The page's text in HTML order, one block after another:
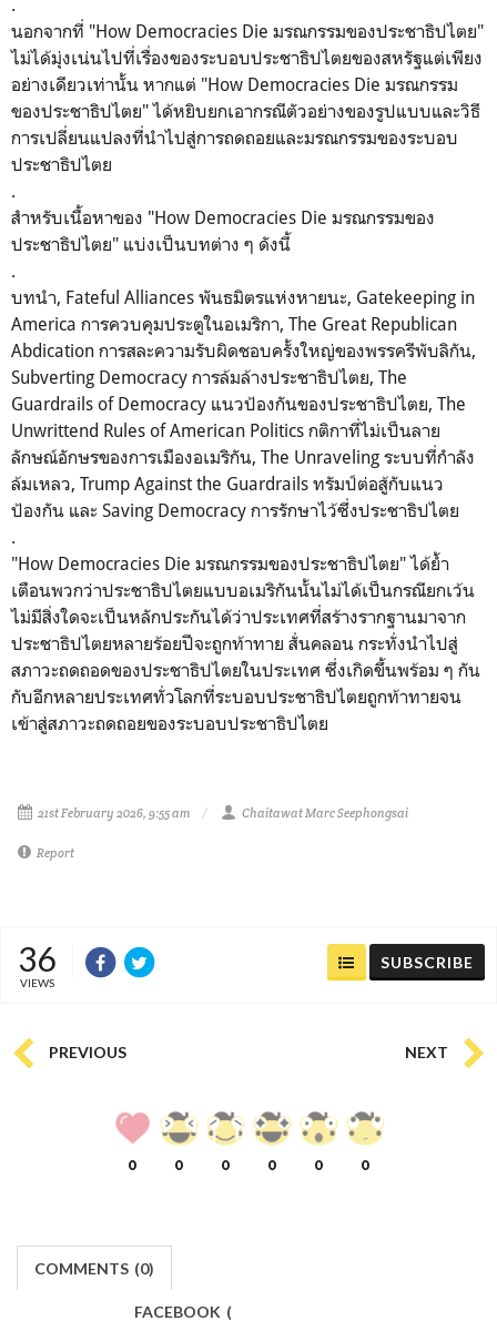
.
นอกจากที่ "How Democracies Die มรณกรรมของประชาธิปไตย"
ไม่ได้มุ่งเน่นไปที่เรื่องของระบอบประชาธิปไตยของสหรัฐแต่เพียง
อย่างเดียวเท่านั้น หากแต่ "How Democracies Die มรณกรรม
ของประชาธิปไตย" ได้หยิบยกเอากรณีตัวอย่างของรูปแบบและวิธี
การเปลี่ยนแปลงที่นำไปสู่การถดถอยและมรณกรรมของระบอบ
ประชาธิปไตย
.
สำหรับเนื้อหาของ "How Democracies Die มรณกรรมของ
ประชาธิปไตย" แบ่งเป็นบทต่าง ๆ ดังนี้
.
บทนำ, Fateful Alliances พันธมิตรแห่งหายนะ, Gatekeeping in
America การควบคุมประตูในอเมริกา, The Great Republican
Abdication การสละความรับผิดชอบครั้งใหญ่ของพรรครีพับลิกัน,
Subverting Democracy การล้มล้างประชาธิปไตย, The
Guardrails of Democracy แนวป้องกันของประชาธิปไตย, The
Unwrittend Rules of American Politics กติกาที่ไม่เป็นลาย
ลักษณ์อักษรของการเมืองอเมริกัน, The Unraveling ระบบที่กำลัง
ล้มเหลว, Trump Against the Guardrails ทรัมป์ต่อสู้กับแนว
ป้องกัน และ Saving Democracy การรักษาไว้ซึ่งประชาธิปไตย
.
"How Democracies Die มรณกรรมของประชาธิปไตย" ได้ย้ำ
เตือนพวกว่าประชาธิปไตยแบบอเมริกันนั้นไม่ได้เป็นกรณียกเว้น
ไม่มีสิ่งใดจะเป็นหลักประกันได้ว่าประเทศที่สร้างรากฐานมาจาก
ประชาธิปไตยหลายร้อยปีจะถูกท้าทาย สั่นคลอน กระทั่งนำไปสู่
สภาวะถดถอดของประชาธิปไตยในประเทศ ซึ่งเกิดขึ้นพร้อม ๆ กัน
กับอีกหลายประเทศทั่วโลกที่ระบอบประชาธิปไตยถูกท้าทายจน
เข้าสู่สภาวะถดถอยของระบอบประชาธิปไตย
21st February 2026, 9:55 am Chaitawat Marc Seephongsai
Report
36
VIEWS
SUBSCRIBE
PREVIOUS NEXT
0 0 0 0 0 0
COMMENTS (0)
FACEBOOK (